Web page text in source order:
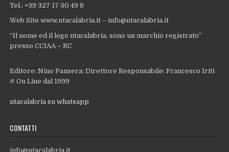
Tel.: +39 327 17 30 49 8
Web Site www.ntacalabria.it – info@ntacalabria.it
“Il nome ed il logo ntacalabria, sono un marchio registrato”
presso CCIAA – RC
Editore: Nino Pansera; Direttore Responsabile: Francesco Iriti
# On Line dal 1999
ntacalabria su whatsapp
CONTATTI
info@ntacalabria.it